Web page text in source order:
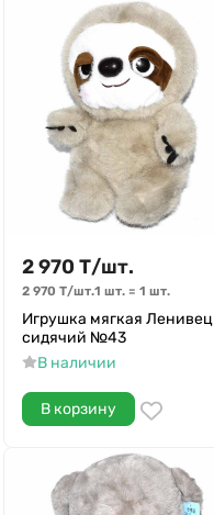
2 970 Т/шт.
2 970 Т/шт.1 шт. = 1 шт.
Игрушка мягкая Ленивец
сидячий №43
В наличии
В корзину